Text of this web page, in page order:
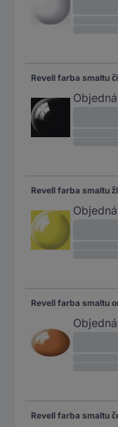
Revell farba smaltu
Revell farba smaltu
Revell farba smaltu
Revell farba smaltu